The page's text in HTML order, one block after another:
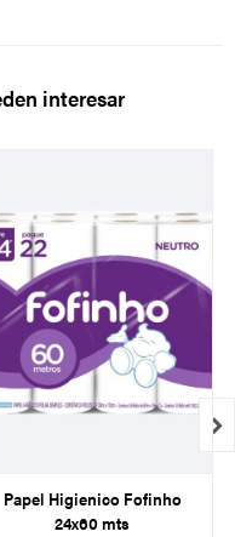
interesar
Papel Higienico Fofinho
24x60 mts
